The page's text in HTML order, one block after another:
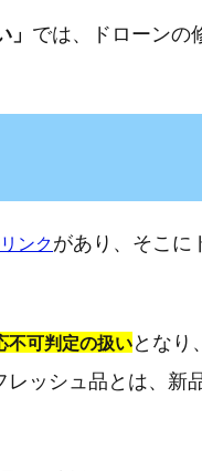
では、ドローンの
ンクがあり、そこに
不可判定の扱いとなり、
ッシュ品とは、新